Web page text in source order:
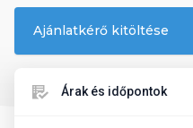
Ajánlatkérő kitöltése
Árak és időpontok